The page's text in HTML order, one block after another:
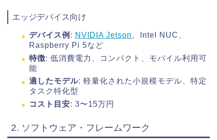
エッジデバイス向け
デバイス例 : NVIDIA Jetson
、Intel NUC、
Raspberry Pi 5など
特徴: 低消費電力、コンパクト、モバイル利用可
能
適したモデル: 軽量化された小規模モデル、特定
タスク特化型
コスト目安: 3〜15万円
2. ソフトウェア・フレームワーク